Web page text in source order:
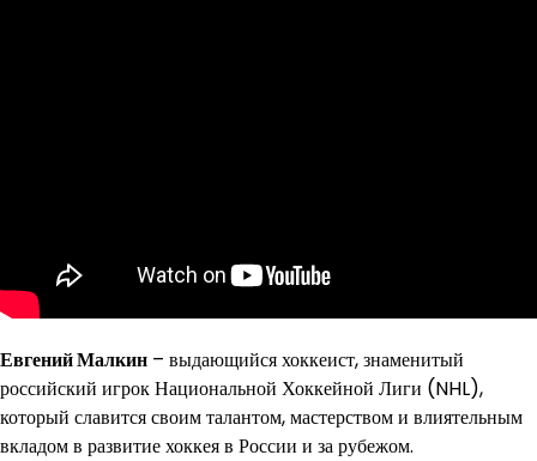
Евгений Малкин – выдающийся хоккеист, знаменитый
российский игрок Национальной Хоккейной Лиги (NHL),
который славится своим талантом, мастерством и влиятельным
вкладом в развитие хоккея в России и за рубежом.